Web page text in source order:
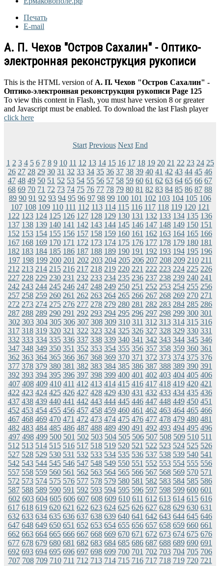
Печать
E-mail
А. П. Чехов "Остров Сахалин" - Оптико-
электронная реконструкция рукописи
This is the HTML version of А. П. Чехов "Остров Сахалин" -
Оптико-электронная реконструкция рукописи Page 125
To view this content in Flash, you must have version 8 or greater
and Javascript must be enabled. To download the last Flash player
click here
Start Previous Next End
1 2 3 4 5 6 7 8 9 10 11 12 13 14 15 16 17 18 19 20 21 22 23 24 25
26 27 28 29 30 31 32 33 34 35 36 37 38 39 40 41 42 43 44 45 46
47 48 49 50 51 52 53 54 55 56 57 58 59 60 61 62 63 64 65 66 67
68 69 70 71 72 73 74 75 76 77 78 79 80 81 82 83 84 85 86 87 88
89 90 91 92 93 94 95 96 97 98 99 100 101 102 103 104 105 106
107 108 109 110 111 112 113 114 115 116 117 118 119 120 121
122 123 124 125 126 127 128 129 130 131 132 133 134 135 136
137 138 139 140 141 142 143 144 145 146 147 148 149 150 151
152 153 154 155 156 157 158 159 160 161 162 163 164 165 166
167 168 169 170 171 172 173 174 175 176 177 178 179 180 181
182 183 184 185 186 187 188 189 190 191 192 193 194 195 196
197 198 199 200 201 202 203 204 205 206 207 208 209 210 211
212 213 214 215 216 217 218 219 220 221 222 223 224 225 226
227 228 229 230 231 232 233 234 235 236 237 238 239 240 241
242 243 244 245 246 247 248 249 250 251 252 253 254 255 256
257 258 259 260 261 262 263 264 265 266 267 268 269 270 271
272 273 274 275 276 277 278 279 280 281 282 283 284 285 286
287 288 289 290 291 292 293 294 295 296 297 298 299 300 301
302 303 304 305 306 307 308 309 310 311 312 313 314 315 316
317 318 319 320 321 322 323 324 325 326 327 328 329 330 331
332 333 334 335 336 337 338 339 340 341 342 343 344 345 346
347 348 349 350 351 352 353 354 355 356 357 358 359 360 361
362 363 364 365 366 367 368 369 370 371 372 373 374 375 376
377 378 379 380 381 382 383 384 385 386 387 388 389 390 391
392 393 394 395 396 397 398 399 400 401 402 403 404 405 406
407 408 409 410 411 412 413 414 415 416 417 418 419 420 421
422 423 424 425 426 427 428 429 430 431 432 433 434 435 436
437 438 439 440 441 442 443 444 445 446 447 448 449 450 451
452 453 454 455 456 457 458 459 460 461 462 463 464 465 466
467 468 469 470 471 472 473 474 475 476 477 478 479 480 481
482 483 484 485 486 487 488 489 490 491 492 493 494 495 496
497 498 499 500 501 502 503 504 505 506 507 508 509 510 511
512 513 514 515 516 517 518 519 520 521 522 523 524 525 526
527 528 529 530 531 532 533 534 535 536 537 538 539 540 541
542 543 544 545 546 547 548 549 550 551 552 553 554 555 556
557 558 559 560 561 562 563 564 565 566 567 568 569 570 571
572 573 574 575 576 577 578 579 580 581 582 583 584 585 586
587 588 589 590 591 592 593 594 595 596 597 598 599 600 601
602 603 604 605 606 607 608 609 610 611 612 613 614 615 616
617 618 619 620 621 622 623 624 625 626 627 628 629 630 631
632 633 634 635 636 637 638 639 640 641 642 643 644 645 646
647 648 649 650 651 652 653 654 655 656 657 658 659 660 661
662 663 664 665 666 667 668 669 670 671 672 673 674 675 676
677 678 679 680 681 682 683 684 685 686 687 688 689 690 691
692 693 694 695 696 697 698 699 700 701 702 703 704 705 706
707 708 709 710 711 712 713 714 715 716 717 718 719 720 721